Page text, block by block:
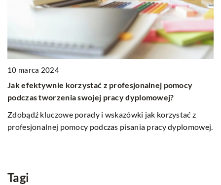
10 marca 2024
Jak efektywnie korzystać z profesjonalnej pomocy
podczas tworzenia swojej pracy dyplomowej?
Zdobądź kluczowe porady i wskazówki jak korzystać z
profesjonalnej pomocy podczas pisania pracy dyplomowej.
Tagi